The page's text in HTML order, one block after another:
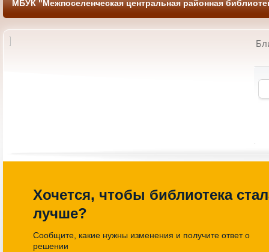
МБУК "Межпоселенческая центральная районная
Хочется, чтобы библиотека
лучше?
Сообщите, какие нужны изменения и получите ответ о
решении